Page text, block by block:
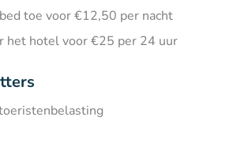
toe voor €12,50 per nacht
het hotel voor €25 per 24 uur